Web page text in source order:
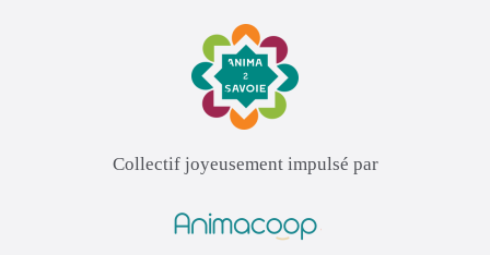
Collectif joyeusement impulsé par